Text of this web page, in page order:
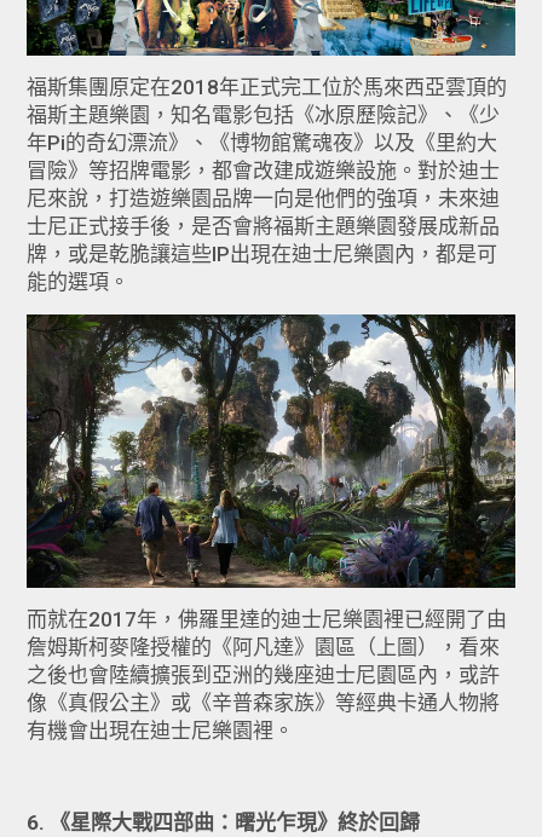
福斯集團原定在2018年正式完工位於馬來西亞雲頂的
福斯主題樂園，知名電影包括《冰原歷險記》、《少
年Pi的奇幻漂流》、《博物館驚魂夜》以及《里約大
冒險》等招牌電影，都會改建成遊樂設施。對於迪士
尼來說，打造遊樂園品牌一向是他們的強項，未來迪
士尼正式接手後，是否會將福斯主題樂園發展成新品
牌，或是乾脆讓這些IP出現在迪士尼樂園內，都是可
能的選項。
而就在2017年，佛羅里達的迪士尼樂園裡已經開了由
詹姆斯柯麥隆授權的《阿凡達》園區（上圖），看來
之後也會陸續擴張到亞洲的幾座迪士尼園區內，或許
像《真假公主》或《辛普森家族》等經典卡通人物將
有機會出現在迪士尼樂園裡。
6. 《星際大戰四部曲：曙光乍現》終於回歸